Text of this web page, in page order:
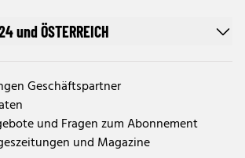
und ÖSTERREICH
Geschäftspartner
und Fragen zum Abonnement
und Magazine